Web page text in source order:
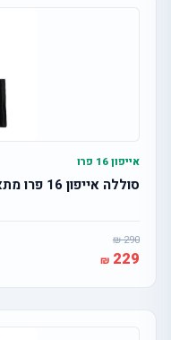
אייפון 16 פרו
סוללה אייפון 16 פרו מתאקטבת
290
229